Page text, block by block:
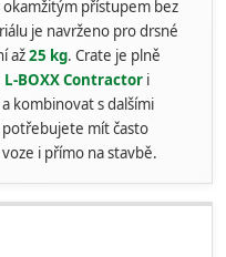
okamžitým přístupem bez
je navrženo pro drsné
až25 kg. Crate je plně
L-BOXX Contractor i
kombinovat s dalšími
mít často
i přímo na stavbě.